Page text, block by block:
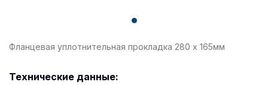
Фланцевая уплотнительная прокладка 280 х 165мм
Технические данные: